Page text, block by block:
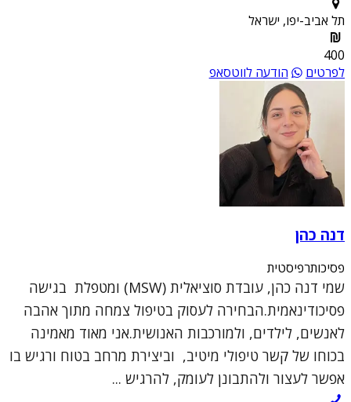
תל אביב-יפו, ישראל
400
לפרטים
הודעה לווטסאפ
דנה כהן
פסיכותרפיסטית
שמי דנה כהן, עובדת סוציאלית (MSW) ומטפלת בגישה
פסיכודינאמית.הבחירה לעסוק בטיפול צמחה מתוך אהבה
לאנשים, לילדים, ולמורכבות האנושית.אני מאוד מאמינה
בכוחו של קשר טיפולי מיטיב, וביצירת מרחב בטוח ורגיש בו
אפשר לעצור ולהתבונן לעומק, להרגיש ...